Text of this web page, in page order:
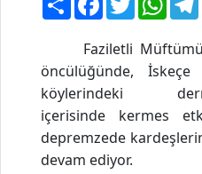
Faziletli
öncülüğünde,
köylerindeki
içerisinde kermes
depremzede
devam ediyor.